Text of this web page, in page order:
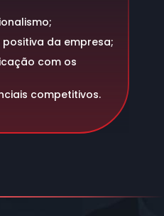
da empresa;
com os
competitivos.